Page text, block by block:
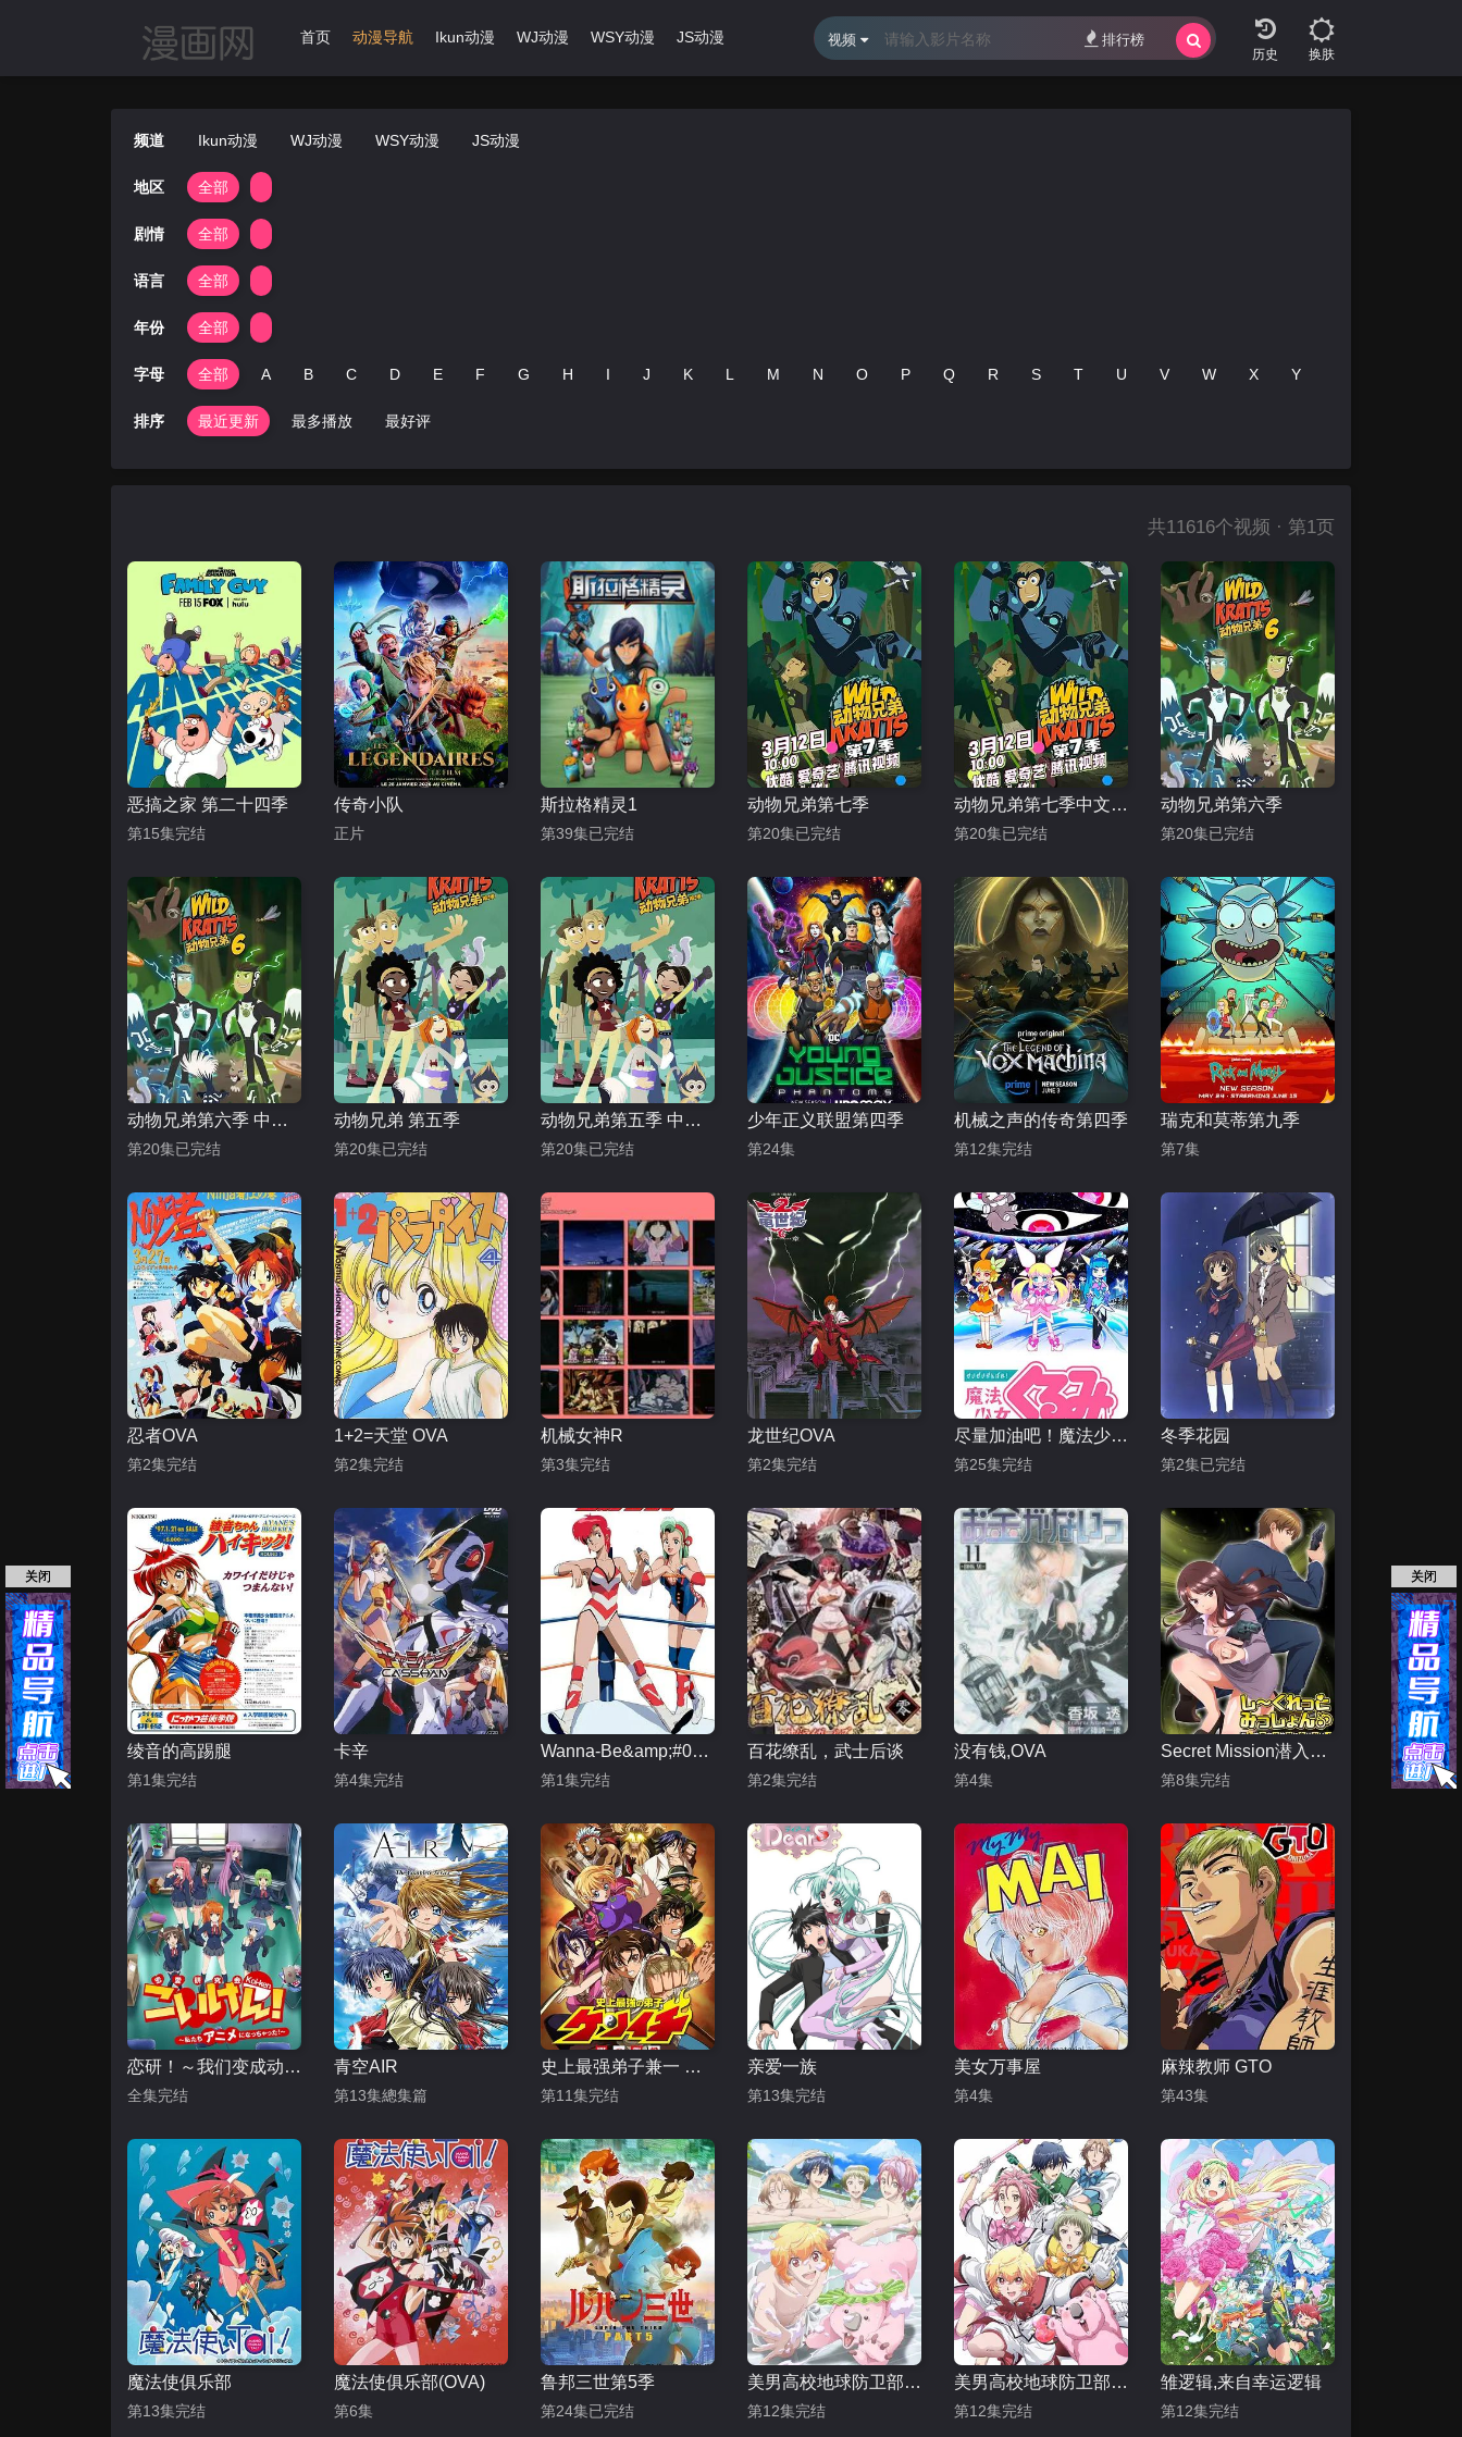
首页 动漫导航 Ikun动漫 WJ动漫 WSY动漫 JS动漫 排行榜
换肤
视频 排行榜
频道 Ikun动漫 WJ动漫 WSY动漫 JS动漫
地区 全部
剧情 全部
语言 全部
年份 全部
字母 全部 A B C D E F G H I J K L M N O P Q R S T U V W X Y
排序 最近更新 最多播放 最好评
共11616个视频 · 第1页
恶搞之家 第二十四季
第15集完结
传奇小队
正片
斯拉格精灵1
第39集已完结
动物兄弟第七季
第20集已完结
动物兄弟第七季中文配音
第20集已完结
动物兄弟第六季
第20集已完结
动物兄弟第六季 中文配音
第20集已完结
动物兄弟 第五季
第20集已完结
动物兄弟第五季 中文配音
第20集已完结
少年正义联盟第四季
第24集
机械之声的传奇第四季
第12集完结
瑞克和莫蒂第九季
第7集
忍者OVA
第2集完结
1+2=天堂 OVA
第2集完结
机械女神R
第3集完结
龙世纪OVA
第2集完结
尽量加油吧！魔法少女胡桃第一季
第25集完结
冬季花园
第2集已完结
绫音的高踢腿
第1集完结
卡辛
第4集完结
Wanna-Be&amp;#039;s OVA
第1集完结
百花缭乱，武士后谈
第2集完结
没有钱,OVA
第4集
Secret Mission潜入捜査官绝对不会输
第8集完结
恋研！～我们变成动画啦！
全集完结
青空AIR
第13集總集篇
史上最强弟子兼一 暗之袭击
第11集完结
亲爱一族
第13集完结
美女万事屋
第4集
麻辣教师 GTO
第43集
魔法使俱乐部
第13集完结
魔法使俱乐部(OVA)
第6集
鲁邦三世第5季
第24集已完结
美男高校地球防卫部LOVE 第二季
第12集完结
美男高校地球防卫部LOVE
第12集完结
雏逻辑,来自幸运逻辑
第12集完结
关闭 关闭